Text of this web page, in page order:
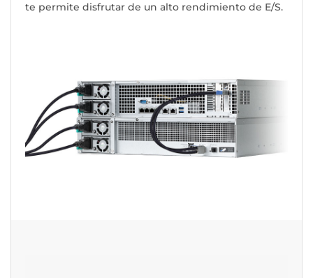
te permite disfrutar de un alto rendimiento de E/S.